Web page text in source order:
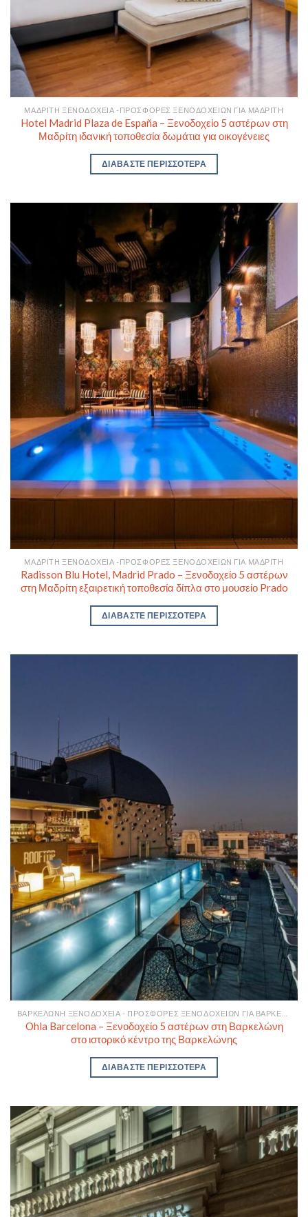
ΜΑΔΡΊΤΗ ΞΕΝΟΔΟΧΕΊΑ -ΠΡΟΣΦΟΡΈΣ ΞΕΝΟΔΟΧΕΊΩΝ ΓΙΑ ΜΑΔΡΊΤΗ
Hotel Madrid Plaza de España – Ξενοδοχείο 5 αστέρων στη
Μαδρίτη ιδανική τοποθεσία δωμάτια για οικογένειες
ΔΙΑΒΆΣΤΕ ΠΕΡΙΣΣΌΤΕΡΑ
ΜΑΔΡΊΤΗ ΞΕΝΟΔΟΧΕΊΑ -ΠΡΟΣΦΟΡΈΣ ΞΕΝΟΔΟΧΕΊΩΝ ΓΙΑ ΜΑΔΡΊΤΗ
Radisson Blu Hotel, Madrid Prado – Ξενοδοχείο 5 αστέρων
στη Μαδρίτη εξαιρετική τοποθεσία δίπλα στο μουσείο Prado
ΔΙΑΒΆΣΤΕ ΠΕΡΙΣΣΌΤΕΡΑ
Ohla Barcelona – Ξενοδοχείο 5 αστέρων στη Βαρκελώνη
στο ιστορικό κέντρο της Βαρκελώνης
ΔΙΑΒΆΣΤΕ ΠΕΡΙΣΣΌΤΕΡΑ